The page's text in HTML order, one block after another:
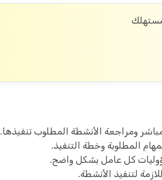
ومراجعة الأنشطة المطلوب تنفيذها.
المطلوبة وخطة التنفيذ.
كل عامل بشكل واضح.
لتنفيذ الأنشطة.